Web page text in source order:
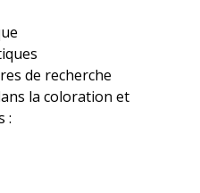
de recherche
la coloration et
: